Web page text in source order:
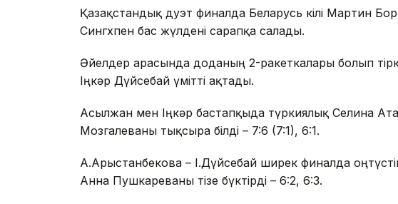
Қазақстандық дуэт финалда Беларусь өкілі Мартин
Сингхпен бас жүлдені сарапқа салады.
Әйелдер арасында доданың 2-ракеткалары болып
Іңкәр Дүйсебай үмітті ақтады.
Асылжан мен Іңкәр бастапқыда түркиялық Селина
Мозгалеваны тықсыра білді – 7:6 (7:1), 6:1.
А.Арыстанбекова – І.Дүйсебай ширек финалда
Анна Пушкареваны тізе бүктірді – 6:2, 6:3.